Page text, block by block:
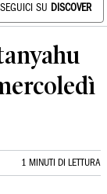
SEGUICI SU DISCOVER
1 MINUTI DI LETTURA